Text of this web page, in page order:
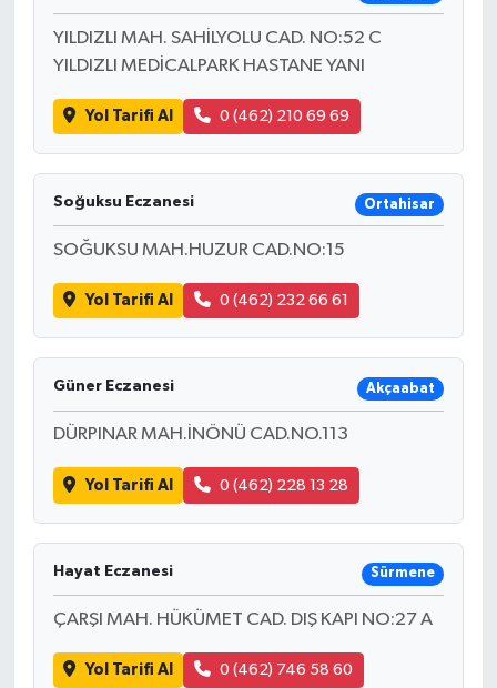
YILDIZLI MAH. SAHİLYOLU CAD. NO:52 C
YILDIZLI MEDİCALPARK HASTANE YANI
Yol Tarifi Al 0 (462) 210 69 69
Soğuksu Eczanesi Ortahisar
SOĞUKSU MAH.HUZUR CAD.NO:15
Yol Tarifi Al 0 (462) 232 66 61
Güner Eczanesi Akçaabat
DÜRPINAR MAH.İNÖNÜ CAD.NO.113
Yol Tarifi Al 0 (462) 228 13 28
Hayat Eczanesi Sürmene
ÇARŞI MAH. HÜKÜMET CAD. DIŞ KAPI NO:27 A
Yol Tarifi Al 0 (462) 746 58 60